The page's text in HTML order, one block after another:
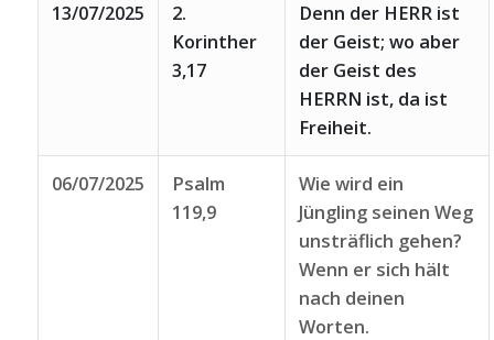
13/07/2025
2.
Korinther
3,17
Denn der HERR ist
der Geist; wo aber
der Geist des
HERRN ist, da ist
Freiheit.
06/07/2025
Psalm
119,9
Wie wird ein
Jüngling seinen Weg
unsträflich gehen?
Wenn er sich hält
nach deinen
Worten.